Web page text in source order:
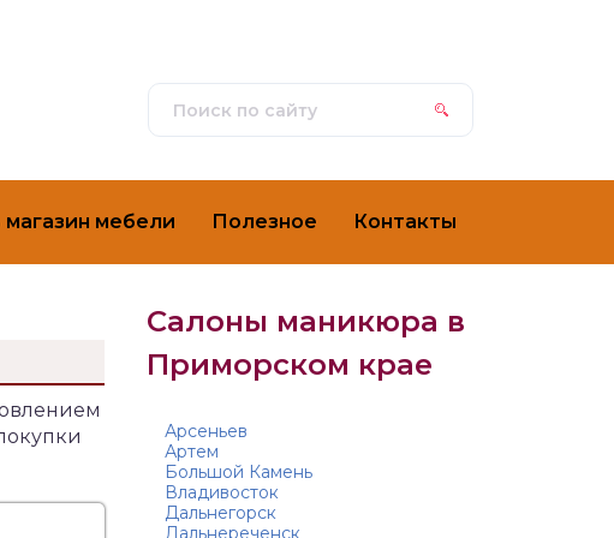
мебели Полезное Контакты
Салоны маникюра в
Приморском крае
Арсеньев
Артем
Большой Камень
Владивосток
Дальнегорск
Дальнереченск